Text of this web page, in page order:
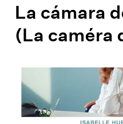
La cámara
(La caméra